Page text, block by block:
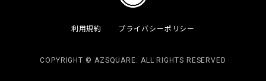
利用規約 プライバシーポリシー
COPYRIGHT © AZSQUARE. ALL RIGHTS RESERVED